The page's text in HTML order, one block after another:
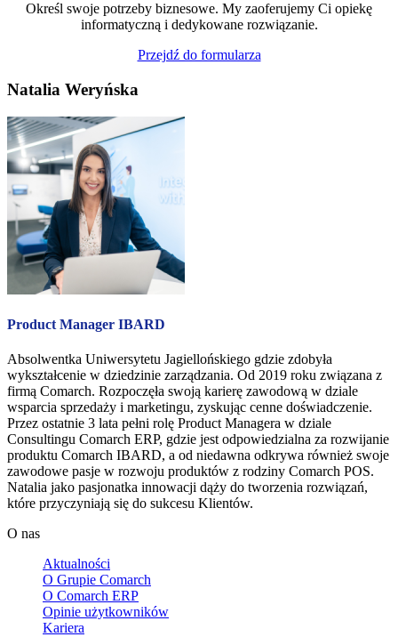
Określ swoje potrzeby biznesowe. My zaoferujemy Ci opiekę
informatyczną i dedykowane rozwiązanie.
Przejdź do formularza
Natalia Weryńska
Product Manager IBARD
Absolwentka Uniwersytetu Jagiellońskiego gdzie zdobyła
wykształcenie w dziedzinie zarządzania. Od 2019 roku związana z
firmą Comarch. Rozpoczęła swoją karierę zawodową w dziale
wsparcia sprzedaży i marketingu, zyskując cenne doświadczenie.
Przez ostatnie 3 lata pełni rolę Product Managera w dziale
Consultingu Comarch ERP, gdzie jest odpowiedzialna za rozwijanie
produktu Comarch IBARD, a od niedawna odkrywa również swoje
zawodowe pasje w rozwoju produktów z rodziny Comarch POS.
Natalia jako pasjonatka innowacji dąży do tworzenia rozwiązań,
które przyczyniają się do sukcesu Klientów.
O nas
Aktualności
O Grupie Comarch
O Comarch ERP
Opinie użytkowników
Kariera